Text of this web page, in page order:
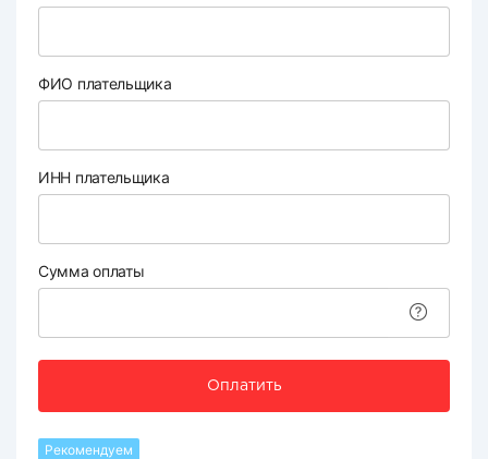
ФИО плательщика
ИНН плательщика
Сумма оплаты
Оплатить
Рекомендуем